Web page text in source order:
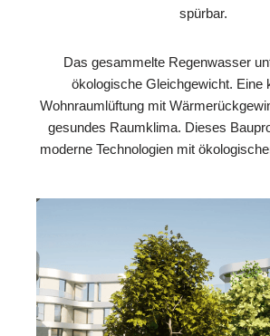
spürbar.
Das gesammelte Regenwasser
ökologische Gleichgewicht. Eine
Wohnraumlüftung mit
gesundes Raumklima. Dieses
moderne Technologien mit